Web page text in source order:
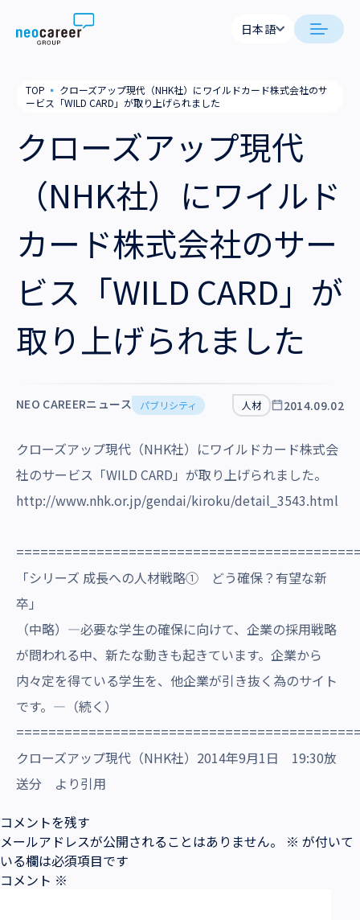
Skip to content
私たちの考え方
就労支援
業務支援
会社概要
役員一覧
拠点一覧
グループ会社
採用情報
日本語
TOP ▪ クローズアップ現代（NHK社）にワイルドカード株式会社のサ
ービス「WILD CARD」が取り上げられました
クローズアップ現代
（NHK社）にワイルド
カード株式会社のサー
ビス「WILD CARD」が
取り上げられました
NEO CAREERニュース パブリシティ 人材 2014.09.02
クローズアップ現代（NHK社）にワイルドカード株式会
社のサービス「WILD CARD」が取り上げられました。
http://www.nhk.or.jp/gendai/kiroku/detail_3543.html
「シリーズ 成長への人材戦略① どう確保？有望な新
卒」
（中略）―必要な学生の確保に向けて、企業の採用戦略
が問われる中、新たな動きも起きています。企業から
内々定を得ている学生を、他企業が引き抜く為のサイト
です。―（続く）
クローズアップ現代（NHK社）2014年9月1日 19:30放
送分 より引用
コメントを残す
メールアドレスが公開されることはありません。
※ が付いて
いる欄は必須項目です
コメント ※